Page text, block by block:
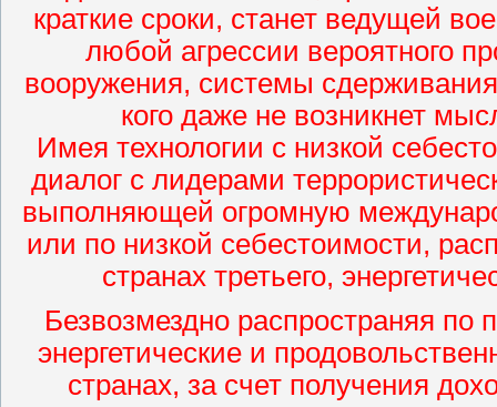
краткие сроки, станет ведущей
любой агрессии вероятного
вооружения, системы
кого даже не возникнет
Имея технологии с низкой
диалог с лидерами
выполняющей огромную
или по низкой себестоимости,
странах третьего,
Безвозмездно распространяя
энергетические и
странах, за счет получения